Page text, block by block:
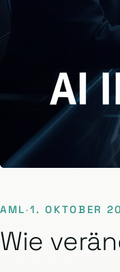
AML·1. OKTOBER
Wie